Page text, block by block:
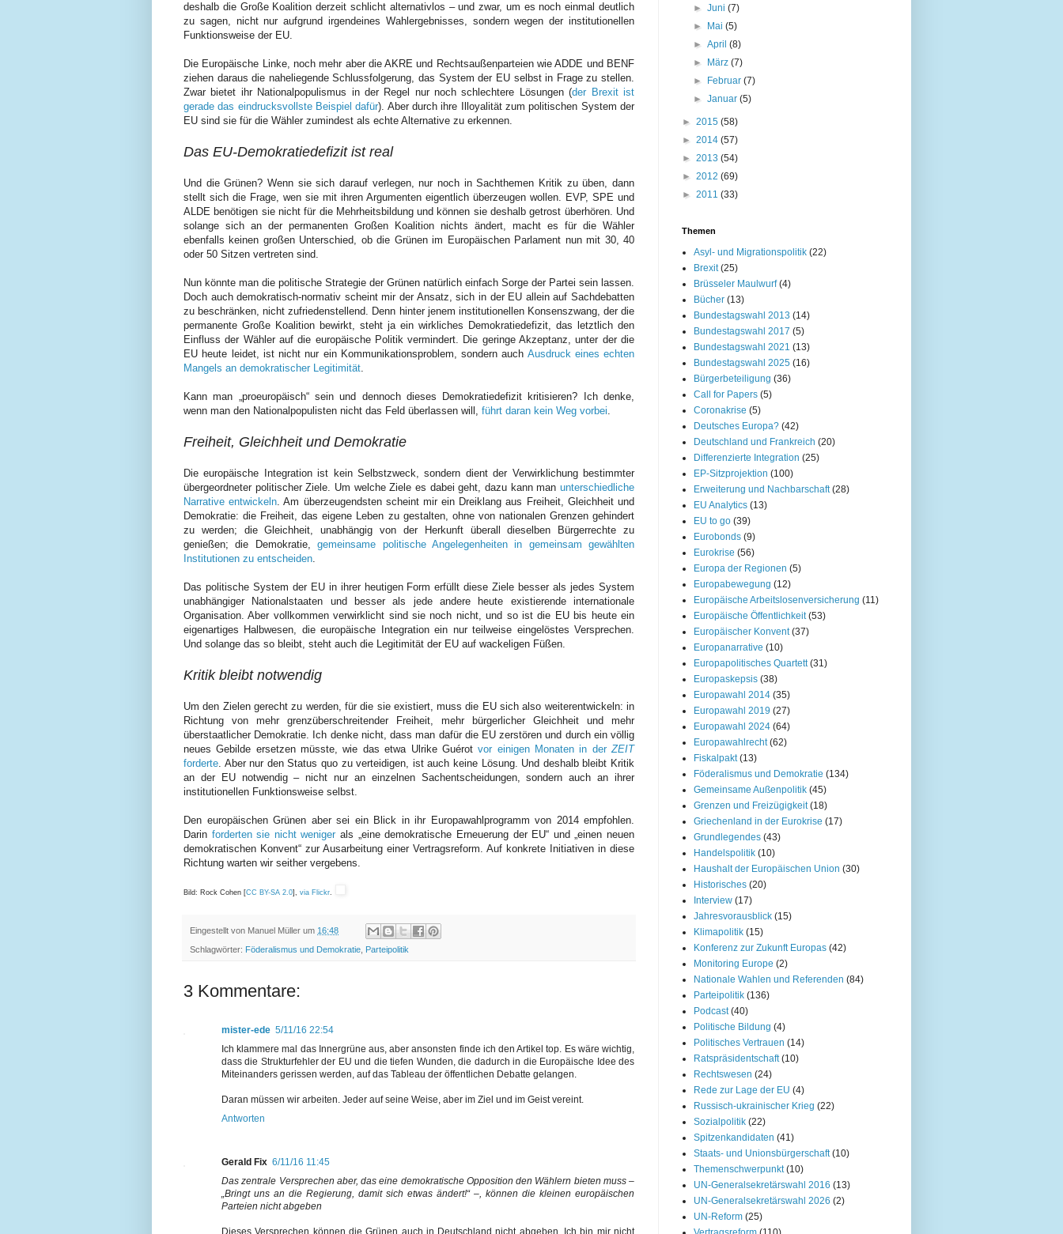
deshalb die Große Koalition derzeit schlicht alternativlos – und zwar, um es noch einmal deutlich
zu sagen, nicht nur aufgrund irgendeines Wahlergebnisses, sondern wegen der institutionellen
Funktionsweise der EU.
Die Europäische Linke, noch mehr aber die AKRE und Rechtsaußenparteien wie ADDE und BENF
ziehen daraus die naheliegende Schlussfolgerung, das System der EU selbst in Frage zu stellen.
Zwar bietet ihr Nationalpopulismus in der Regel nur noch schlechtere Lösungen (der Brexit ist
gerade das eindrucksvollste Beispiel dafür). Aber durch ihre Illoyalität zum politischen System der
EU sind sie für die Wähler zumindest als echte Alternative zu erkennen.
Das EU-Demokratiedefizit ist real
Und die Grünen? Wenn sie sich darauf verlegen, nur noch in Sachthemen Kritik zu üben, dann
stellt sich die Frage, wen sie mit ihren Argumenten eigentlich überzeugen wollen. EVP, SPE und
ALDE benötigen sie nicht für die Mehrheitsbildung und können sie deshalb getrost überhören. Und
solange sich an der permanenten Großen Koalition nichts ändert, macht es für die Wähler
ebenfalls keinen großen Unterschied, ob die Grünen im Europäischen Parlament nun mit 30, 40
oder 50 Sitzen vertreten sind.
Nun könnte man die politische Strategie der Grünen natürlich einfach Sorge der Partei sein lassen.
Doch auch demokratisch-normativ scheint mir der Ansatz, sich in der EU allein auf Sachdebatten
zu beschränken, nicht zufriedenstellend. Denn hinter jenem institutionellen Konsenszwang, der die
permanente Große Koalition bewirkt, steht ja ein wirkliches Demokratiedefizit, das letztlich den
Einfluss der Wähler auf die europäische Politik vermindert. Die geringe Akzeptanz, unter der die
EU heute leidet, ist nicht nur ein Kommunikationsproblem, sondern auch Ausdruck eines echten
Mangels an demokratischer Legitimität.
Kann man „proeuropäisch“ sein und dennoch dieses Demokratiedefizit kritisieren? Ich denke,
wenn man den Nationalpopulisten nicht das Feld überlassen will, führt daran kein Weg vorbei.
Freiheit, Gleichheit und Demokratie
Die europäische Integration ist kein Selbstzweck, sondern dient der Verwirklichung bestimmter
übergeordneter politischer Ziele. Um welche Ziele es dabei geht, dazu kann man unterschiedliche
Narrative entwickeln. Am überzeugendsten scheint mir ein Dreiklang aus Freiheit, Gleichheit und
Demokratie: die Freiheit, das eigene Leben zu gestalten, ohne von nationalen Grenzen gehindert
zu werden; die Gleichheit, unabhängig von der Herkunft überall dieselben Bürgerrechte zu
genießen; die Demokratie,gemeinsame politische Angelegenheiten in gemeinsam gewählten
Institutionen zu entscheiden.
Das politische System der EU in ihrer heutigen Form erfüllt diese Ziele besser als jedes System
unabhängiger Nationalstaaten und besser als jede andere heute existierende internationale
Organisation. Aber vollkommen verwirklicht sind sie noch nicht, und so ist die EU bis heute ein
eigenartiges Halbwesen, die europäische Integration ein nur teilweise eingelöstes Versprechen.
Und solange das so bleibt, steht auch die Legitimität der EU auf wackeligen Füßen.
Kritik bleibt notwendig
Um den Zielen gerecht zu werden, für die sie existiert, muss die EU sich also weiterentwickeln: in
Richtung von mehr grenzüberschreitender Freiheit, mehr bürgerlicher Gleichheit und mehr
überstaatlicher Demokratie. Ich denke nicht, dass man dafür die EU zerstören und durch ein völlig
neues Gebilde ersetzen müsste, wie das etwa Ulrike Guérotvor einigen Monaten in derZEIT
forderte. Aber nur den Status quo zu verteidigen, ist auch keine Lösung. Und deshalb bleibt Kritik
an der EU notwendig – nicht nur an einzelnen Sachentscheidungen, sondern auch an ihrer
institutionellen Funktionsweise selbst.
Den europäischen Grünen aber sei ein Blick in ihr Europawahlprogramm von 2014 empfohlen.
Darin forderten sie nicht weniger als „eine demokratische Erneuerung der EU“ und „einen neuen
demokratischen Konvent“ zur Ausarbeitung einer Vertragsreform. Auf konkrete Initiativen in diese
Richtung warten wir seither vergebens.
Bild: Rock Cohen [CC BY-SA 2.0], via Flickr.
Eingestellt von Manuel Müller um 16:48
Schlagwörter: Föderalismus und Demokratie Parteipolitik
3 Kommentare:
mister-ede 5/11/16 22:54
Ich klammere mal das Innergrüne aus, aber ansonsten finde ich den Artikel top. Es wäre wichtig,
dass die Strukturfehler der EU und die tiefen Wunden, die dadurch in die Europäische Idee des
Miteinanders gerissen werden, auf das Tableau der öffentlichen Debatte gelangen.
Daran müssen wir arbeiten. Jeder auf seine Weise, aber im Ziel und im Geist vereint.
Antworten
Gerald Fix 6/11/16 11:45
Das zentrale Versprechen aber, das eine demokratische Opposition den Wählern bieten muss –
„Bringt uns an die Regierung, damit sich etwas ändert!“ –, können die kleinen europäischen
Parteien nicht abgeben
Dieses Versprechen können die Grünen auch in Deutschland nicht abgeben. Ich bin mir nicht
►Juni(7)
► Mai(5)
►April(8)
► März(7)
► Februar(7)
►Januar(5)
► 2015 (58)
► 2014 (57)
► 2013 (54)
► 2012 (69)
► 2011 (33)
Themen
Asyl- und Migrationspolitik (22)
Brexit (25)
Brüsseler Maulwurf (4)
Bücher (13)
Bundestagswahl 2013 (14)
Bundestagswahl 2017 (5)
Bundestagswahl 2021 (13)
Bundestagswahl 2025 (16)
Bürgerbeteiligung (36)
Call for Papers (5)
Coronakrise (5)
Deutsches Europa? (42)
Deutschland und Frankreich (20)
Differenzierte Integration (25)
EP-Sitzprojektion (100)
Erweiterung und Nachbarschaft (28)
EU Analytics (13)
EU to go (39)
Eurobonds (9)
Eurokrise (56)
Europa der Regionen (5)
Europabewegung (12)
Europäische Arbeitslosenversicherung (11)
Europäische Öffentlichkeit (53)
Europäischer Konvent (37)
Europanarrative (10)
Europapolitisches Quartett (31)
Europaskepsis (38)
Europawahl 2014 (35)
Europawahl 2019 (27)
Europawahl 2024 (64)
Europawahlrecht (62)
Fiskalpakt (13)
Föderalismus und Demokratie (134)
Gemeinsame Außenpolitik (45)
Grenzen und Freizügigkeit (18)
Griechenland in der Eurokrise (17)
Grundlegendes (43)
Handelspolitik (10)
Haushalt der Europäischen Union (30)
Historisches (20)
Interview (17)
Jahresvorausblick (15)
Klimapolitik (15)
Konferenz zur Zukunft Europas (42)
Monitoring Europe (2)
Nationale Wahlen und Referenden (84)
Parteipolitik (136)
Podcast (40)
Politische Bildung (4)
Politisches Vertrauen (14)
Ratspräsidentschaft (10)
Rechtswesen (24)
Rede zur Lage der EU (4)
Russisch-ukrainischer Krieg (22)
Sozialpolitik (22)
Spitzenkandidaten (41)
Staats- und Unionsbürgerschaft (10)
Themenschwerpunkt (10)
UN-Generalsekretärswahl 2016 (13)
UN-Generalsekretärswahl 2026 (2)
UN-Reform (25)